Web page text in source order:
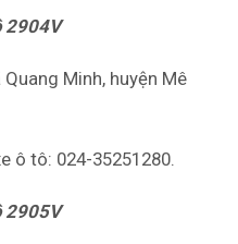
2904V
Minh, huyện Mê
ô tô: 024-35251280.
2905V